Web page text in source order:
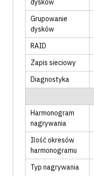
dysków
Grupowanie
dysków
RAID
Zapis sieciowy
Diagnostyka
Harmonogram
nagrywania
Ilość okresów
harmonogramu
Typ nagrywania